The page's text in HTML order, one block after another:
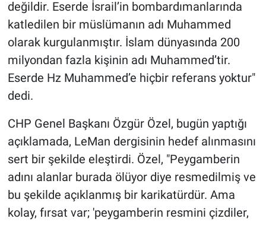
değildir. Eserde İsrail’in bombardımanlarında
katledilen bir müslümanın adı Muhammed
olarak kurgulanmıştır. İslam dünyasında 200
milyondan fazla kişinin adı Muhammed’tir.
Eserde Hz Muhammed’e hiçbir referans yoktur"
dedi.
CHP Genel Başkanı Özgür Özel, bugün yaptığı
açıklamada, LeMan dergisinin hedef alınmasını
sert bir şekilde eleştirdi. Özel, "Peygamberin
adını alanlar burada ölüyor diye resmedilmiş ve
bu şekilde açıklanmış bir karikatürdür. Ama
kolay, fırsat var; 'peygamberin resmini çizdiler,